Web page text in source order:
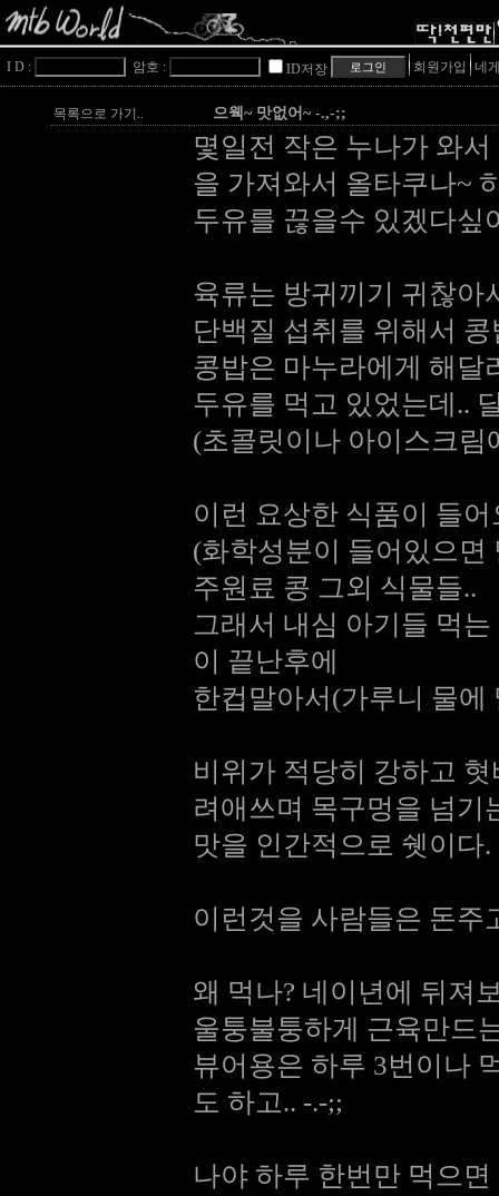
I D : 암호 : ID저장 회원가입 네
목록으로 가기.. 으웩~ 맛없어~ -.,-;;
몇일전 작은 누나가 와
을 가져와서 올타쿠나~
두유를 끊을수 있겠다싶
육류는 방귀끼기 귀찮아
단백질 섭취를 위해서
콩밥은 마누라에게 해달
두유를 먹고 있었는데..
(초콜릿이나 아이스크림
이런 요상한 식품이 들
(화학성분이 들어있으면
주원료 콩 그외 식물들..
그래서 내심 아기들 먹
이 끝난후에
한컵말아서(가루니 물에
비위가 적당히 강하고
려애쓰며 목구멍을 넘기
맛을 인간적으로 쉣이다.
이런것을 사람들은 돈주
왜 먹나? 네이년에 뒤져
울퉁불퉁하게 근육만드
뷰어용은 하루 3번이나
도 하고.. -.-;;
나야 하루 한번만 먹으